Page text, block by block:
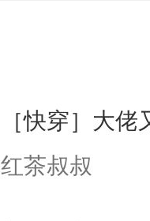
［快穿］大
红茶叔叔